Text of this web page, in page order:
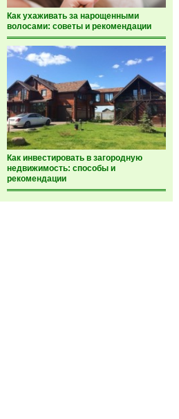
Как ухаживать за нарощенными
волосами: советы и рекомендации
Как инвестировать в загородную
недвижимость: способы и
рекомендации